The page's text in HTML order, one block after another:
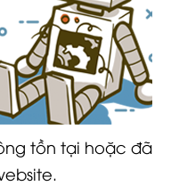
tồn tại hoặc đã